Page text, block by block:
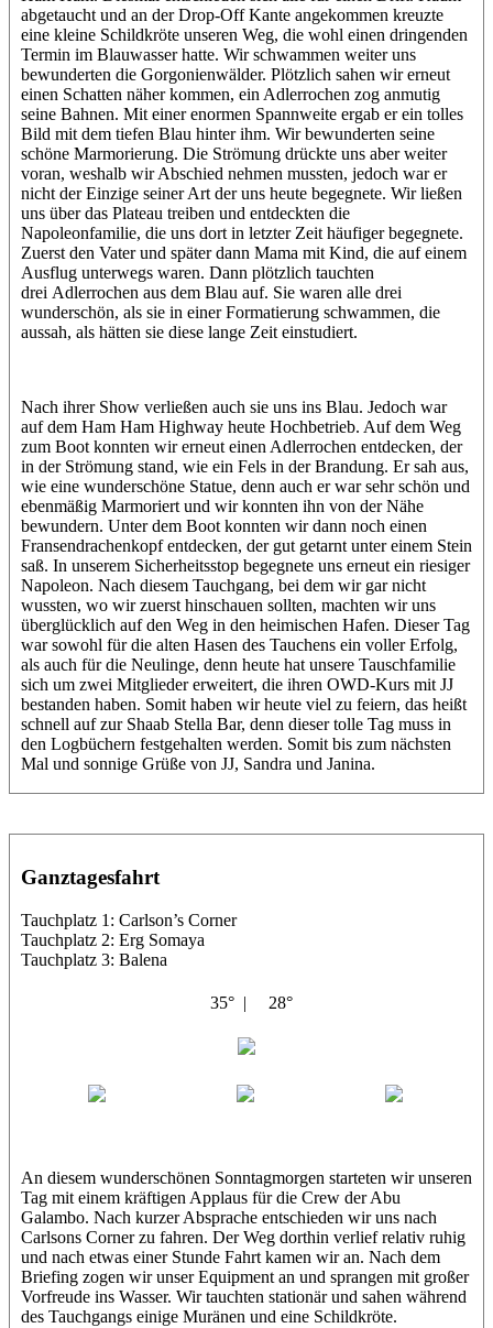
abgetaucht und an der Drop-Off Kante angekommen kreuzte
eine kleine Schildkröte unseren Weg, die wohl einen dringenden
Termin im Blauwasser hatte. Wir schwammen weiter uns
bewunderten die Gorgonienwälder. Plötzlich sahen wir erneut
einen Schatten näher kommen, ein Adlerrochen zog anmutig
seine Bahnen. Mit einer enormen Spannweite ergab er ein tolles
Bild mit dem tiefen Blau hinter ihm. Wir bewunderten seine
schöne Marmorierung. Die Strömung drückte uns aber weiter
voran, weshalb wir Abschied nehmen mussten, jedoch war er
nicht der Einzige seiner Art der uns heute begegnete. Wir ließen
uns über das Plateau treiben und entdeckten die
Napoleonfamilie, die uns dort in letzter Zeit häufiger begegnete.
Zuerst den Vater und später dann Mama mit Kind, die auf einem
Ausflug unterwegs waren. Dann plötzlich tauchten
drei Adlerrochen aus dem Blau auf. Sie waren alle drei
wunderschön, als sie in einer Formatierung schwammen, die
aussah, als hätten sie diese lange Zeit einstudiert.
Nach ihrer Show verließen auch sie uns ins Blau. Jedoch war
auf dem Ham Ham Highway heute Hochbetrieb. Auf dem Weg
zum Boot konnten wir erneut einen Adlerrochen entdecken, der
in der Strömung stand, wie ein Fels in der Brandung. Er sah aus,
wie eine wunderschöne Statue, denn auch er war sehr schön und
ebenmäßig Marmoriert und wir konnten ihn von der Nähe
bewundern. Unter dem Boot konnten wir dann noch einen
Fransendrachenkopf entdecken, der gut getarnt unter einem Stein
saß. In unserem Sicherheitsstop begegnete uns erneut ein riesiger
Napoleon. Nach diesem Tauchgang, bei dem wir gar nicht
wussten, wo wir zuerst hinschauen sollten, machten wir uns
überglücklich auf den Weg in den heimischen Hafen. Dieser Tag
war sowohl für die alten Hasen des Tauchens ein voller Erfolg,
als auch für die Neulinge, denn heute hat unsere Tauschfamilie
sich um zwei Mitglieder erweitert, die ihren OWD-Kurs mit JJ
bestanden haben. Somit haben wir heute viel zu feiern, das heißt
schnell auf zur Shaab Stella Bar, denn dieser tolle Tag muss in
den Logbüchern festgehalten werden. Somit bis zum nächsten
Mal und sonnige Grüße von JJ, Sandra und Janina.
Ganztagesfahrt
Tauchplatz 1: Carlson’s Corner
Tauchplatz 2: Erg Somaya
Tauchplatz 3: Balena
35° | 28°
An diesem wunderschönen Sonntagmorgen starteten wir unseren
Tag mit einem kräftigen Applaus für die Crew der Abu
Galambo. Nach kurzer Absprache entschieden wir uns nach
Carlsons Corner zu fahren. Der Weg dorthin verlief relativ ruhig
und nach etwas einer Stunde Fahrt kamen wir an. Nach dem
Briefing zogen wir unser Equipment an und sprangen mit großer
Vorfreude ins Wasser. Wir tauchten stationär und sahen während
des Tauchgangs einige Muränen und eine Schildkröte.